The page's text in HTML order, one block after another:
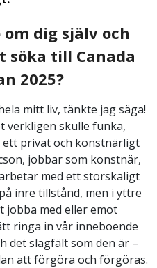
dig själv och
söka till Canada
2025?
mitt liv, tänkte jag säga!
verkligen skulle funka,
ett privat och konstnärligt
jobbar som konstnär,
med ett storskaligt
inre tillstånd, men i yttre
jobba med eller emot
ringa in vår inneboende
det slagfält som den är –
att förgöra och förgöras.